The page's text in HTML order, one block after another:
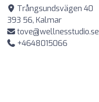
Trångsundsvägen 40
393 56, Kalmar
tove@wellnesstudio.se
+4648015066